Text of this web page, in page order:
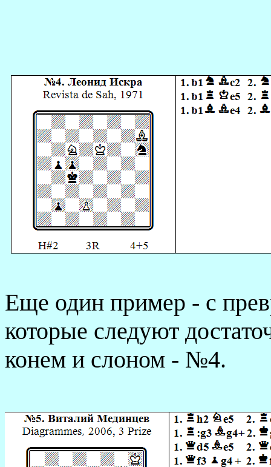
Еще один пример - с
которые следуют
конем и слоном - №4.